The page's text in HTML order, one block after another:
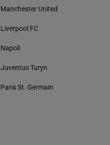
Manchester United
Liverpool FC
Napoli
Juventus Turyn
Paris St. Germain